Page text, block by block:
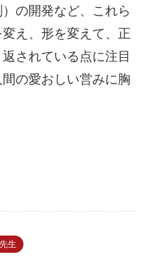
の開発など、これら
え、形を変えて、正
されている点に注目
の愛おしい営みに胸
生